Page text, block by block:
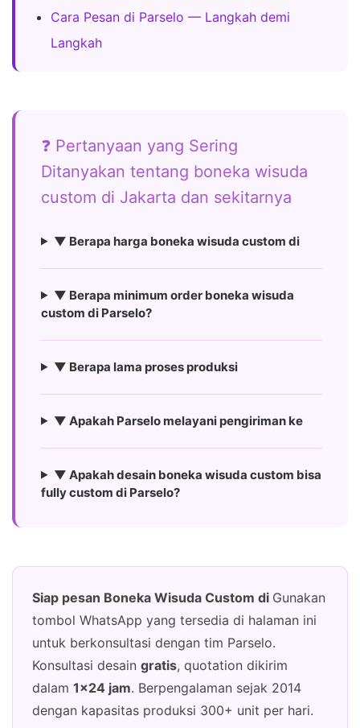
Cara Pesan di Parselo — Langkah demi
Langkah
❓ Pertanyaan yang Sering
Ditanyakan tentang boneka wisuda
custom di Jakarta dan sekitarnya
▼ Berapa harga boneka wisuda custom di
▼ Berapa minimum order boneka wisuda
custom di Parselo?
▼ Berapa lama proses produksi
▼ Apakah Parselo melayani pengiriman ke
▼ Apakah desain boneka wisuda custom bisa
fully custom di Parselo?
Siap pesan Boneka Wisuda Custom di Gunakan
tombol WhatsApp yang tersedia di halaman ini
untuk berkonsultasi dengan tim Parselo.
Konsultasi desain gratis, quotation dikirim
dalam 1×24 jam. Berpengalaman sejak 2014
dengan kapasitas produksi 300+ unit per hari.